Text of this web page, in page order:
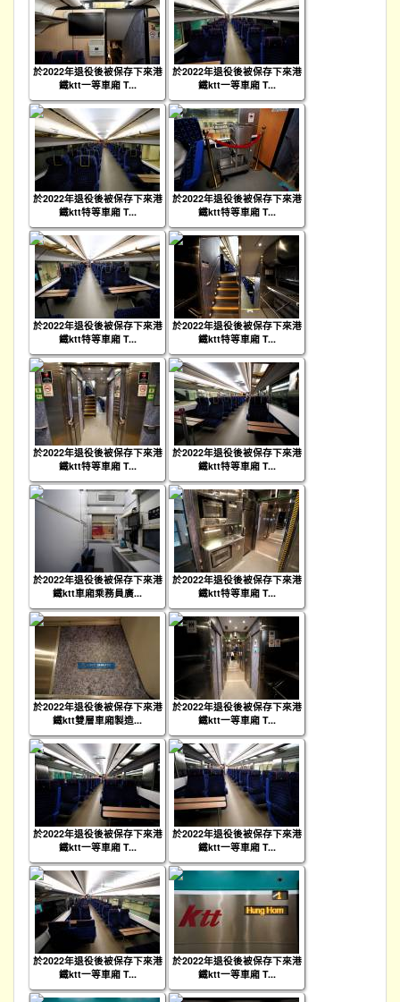
於2022年退役後被保存下來港
鐵ktt一等車廂 T...
於2022年退役後被保存下來港
鐵ktt一等車廂 T...
於2022年退役後被保存下來港
鐵ktt特等車廂 T...
於2022年退役後被保存下來港
鐵ktt特等車廂 T...
於2022年退役後被保存下來港
鐵ktt特等車廂 T...
於2022年退役後被保存下來港
鐵ktt特等車廂 T...
於2022年退役後被保存下來港
鐵ktt特等車廂 T...
於2022年退役後被保存下來港
鐵ktt特等車廂 T...
於2022年退役後被保存下來港
鐵ktt車廂乘務員廣...
於2022年退役後被保存下來港
鐵ktt特等車廂 T...
於2022年退役後被保存下來港
鐵ktt雙層車廂製造...
於2022年退役後被保存下來港
鐵ktt一等車廂 T...
於2022年退役後被保存下來港
鐵ktt一等車廂 T...
於2022年退役後被保存下來港
鐵ktt一等車廂 T...
於2022年退役後被保存下來港
鐵ktt一等車廂 T...
於2022年退役後被保存下來港
鐵ktt一等車廂 T...